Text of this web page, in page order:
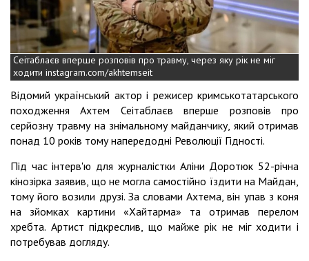
Сеітаблаєв вперше розповів про травму, через яку рік не міг
ходити instagram.com/akhtemseit
Відомий український актор і режисер кримськотатарського
походження Ахтем Сеітаблаєв вперше розповів про
серйозну травму на знімальному майданчику, який отримав
понад 10 років тому напередодні Революції Гідності.
Під час інтерв'ю для журналістки Аліни Доротюк 52-річна
кінозірка заявив, що не могла самостійно їздити на Майдан,
тому його возили друзі. За словами Ахтема, він упав з коня
на зйомках картини «Хайтарма» та отримав перелом
хребта. Артист підкреслив, що майже рік не міг ходити і
потребував догляду.